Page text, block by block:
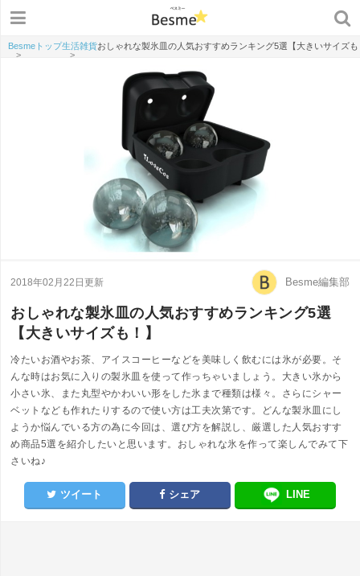
Besmeトップ
>
生活雑貨
>
おしゃれな製氷皿の人気おすすめランキング5選【大きいサイズ
2018年02月22日更新 Besme編集部
おしゃれな製氷皿の人気おすすめランキング5選
【大きいサイズも！】
冷たいお酒やお茶、アイスコーヒーなどを美味しく飲むには氷が必要。そ
んな時はお気に入りの製氷皿を使って作っちゃいましょう。大きい氷から
小さい氷、また丸型やかわいい形をした氷まで種類は様々。さらにシャー
ベットなども作れたりするので使い方は工夫次第です。どんな製氷皿にし
ようか悩んでいる方の為に今回は、選び方を解説し、厳選した人気おすす
め商品5選を紹介したいと思います。おしゃれな氷を作って楽しんでみて下
さいね♪
ツイート シェア LINE